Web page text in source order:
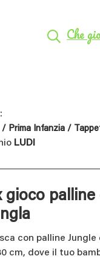
Che
/ Prima Infanzia /
LUDI
gioco palline
con palline
cm, dove il tuo